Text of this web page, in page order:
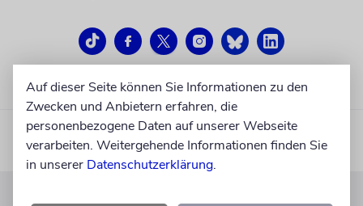
Auf dieser Seite können Sie Informationen zu den
Zwecken und Anbietern erfahren, die
personenbezogene Daten auf unserer Webseite
verarbeiten. Weitergehende Informationen finden Sie
in unserer Datenschutzerklärung.